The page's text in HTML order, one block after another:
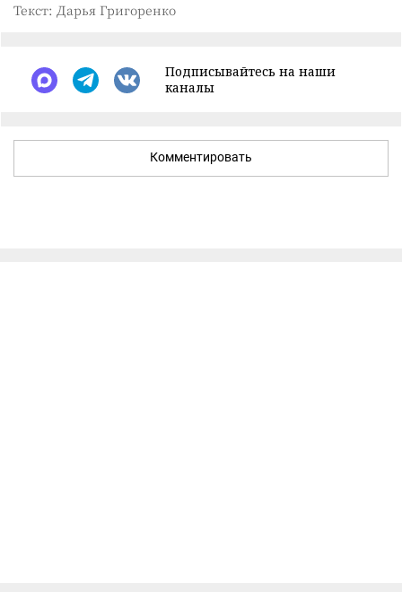
Текст: Дарья Григоренко
Подписывайтесь на наши
каналы
Комментировать